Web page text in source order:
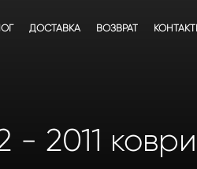
ДОСТАВКА ВОЗВРАТ
2011